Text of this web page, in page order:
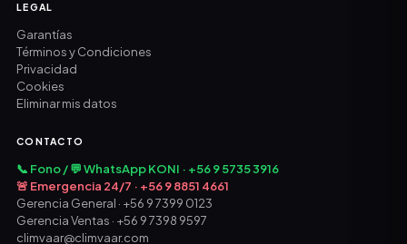
LEGAL
Garantías
Términos y Condiciones
Privacidad
Cookies
Eliminar mis datos
CONTACTO
📞 Fono / 💬 WhatsApp KONI · +56 9 5735 3916
🚨 Emergencia 24/7 · +56 9 8851 4661
Gerencia General · +56 9 7399 0123
Gerencia Ventas · +56 9 7398 9597
climvaar@climvaar.com